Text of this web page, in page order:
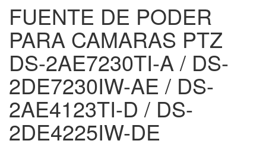
FUENTE DE PODER
PARA CAMARAS PTZ
DS-2AE7230TI-A / DS-
2DE7230IW-AE / DS-
2AE4123TI-D / DS-
2DE4225IW-DE